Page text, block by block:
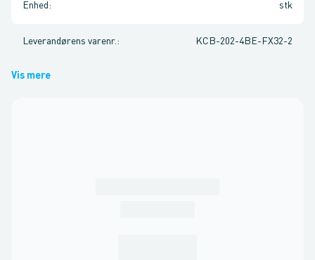
Enhed : stk
Leverandørens varenr. : KCB-202-4BE-FX32-2
Vis mere